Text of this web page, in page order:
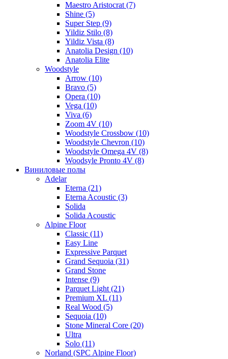
Maestro Aristocrat (7)
Shine (5)
Super Step (9)
Yildiz Stilo (8)
Yildiz Vista (8)
Anatolia Design (10)
Anatolia Elite
Woodstyle
Arrow (10)
Bravo (5)
Opera (10)
Vega (10)
Viva (6)
Zoom 4V (10)
Woodstyle Crossbow (10)
Woodstyle Chevron (10)
Woodstyle Omega 4V (8)
Woodsyle Pronto 4V (8)
Виниловые полы
Adelar
Eterna (21)
Eterna Acoustic (3)
Solida
Solida Acoustic
Alpine Floor
Classic (11)
Easy Line
Expressive Parquet
Grand Sequoia (31)
Grand Stone
Intense (9)
Parquet Light (21)
Premium XL (11)
Real Wood (5)
Sequoia (10)
Stone Mineral Core (20)
Ultra
Solo (11)
Norland (SPC Alpine Floor)